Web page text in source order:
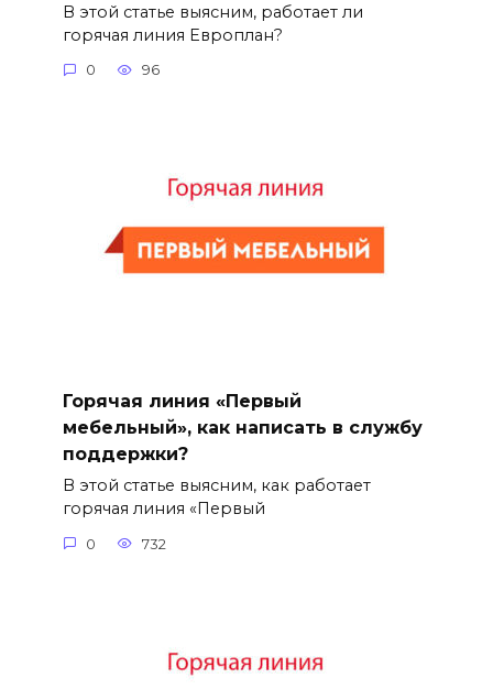
В этой статье выясним, работает ли
горячая линия Европлан?
0 96
Горячая линия «Первый
мебельный», как написать в службу
поддержки?
В этой статье выясним, как работает
горячая линия «Первый
0 732